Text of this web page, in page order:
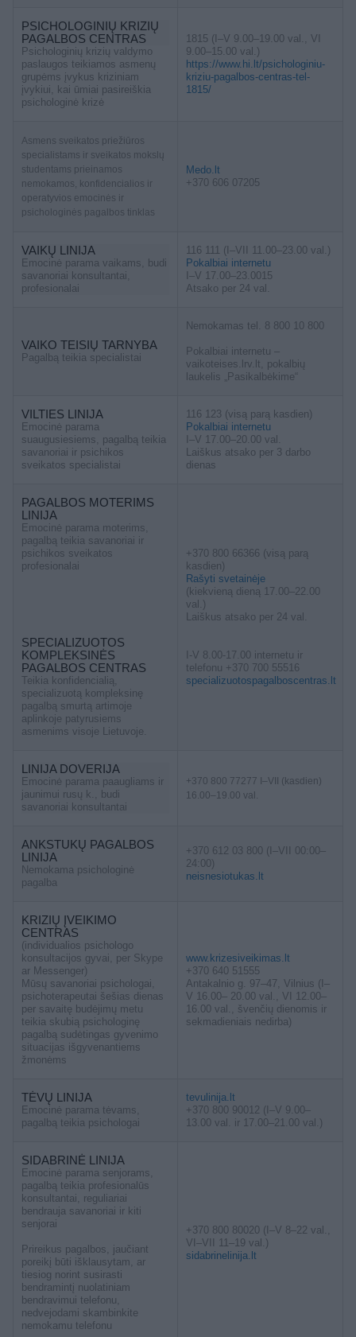
PSICHOLOGINIŲ KRIZIŲ
PAGALBOS CENTRAS
Psichologinių krizių valdymo
paslaugos teikiamos asmenų
grupėms įvykus kriziniam
įvykiui, kai ūmiai pasireiškia
psichologinė krizė
1815 (I–V 9.00–19.00 val., VI
9.00–15.00 val.)
https://www.hi.lt/psichologiniu-
kriziu-pagalbos-centras-tel-
1815/
Asmens sveikatos priežiūros
specialistams ir sveikatos mokslų
studentams prieinamos
nemokamos, konfidencialios ir
operatyvios emocinės ir
psichologinės pagalbos tinklas
Medo.lt
+370 606 07205
VAIKŲ LINIJA
Emocinė parama vaikams, budi
savanoriai konsultantai,
profesionalai
116 111 (I–VII 11.00–23.00 val.)
Pokalbiai internetu
I–V 17.00–23.0015
Atsako per 24 val.
VAIKO TEISIŲ TARNYBA
Pagalbą teikia specialistai
Nemokamas tel. 8 800 10 800
Pokalbiai internetu –
vaikoteises.lrv.lt, pokalbių
laukelis „Pasikalbėkime“
VILTIES LINIJA
Emocinė parama
suaugusiesiems, pagalbą teikia
savanoriai ir psichikos
sveikatos specialistai
116 123 (visą parą kasdien)
Pokalbiai internetu
I–V 17.00–20.00 val.
Laiškus atsako per 3 darbo
dienas
PAGALBOS MOTERIMS
LINIJA
Emocinė parama moterims,
pagalbą teikia savanoriai ir
psichikos sveikatos
profesionalai
SPECIALIZUOTOS
KOMPLEKSINĖS
PAGALBOS CENTRAS
Teikia konfidencialią,
specializuotą kompleksinę
pagalbą smurtą artimoje
aplinkoje patyrusiems
asmenims visoje Lietuvoje.
+370 800 66366 (visą parą
kasdien)
Rašyti svetainėje
(kiekvieną dieną 17.00–22.00
val.)
Laiškus atsako per 24 val.
I-V 8.00-17.00 internetu ir
telefonu +370 700 55516
specializuotospagalboscentras.lt
LINIJA DOVERIJA
Emocinė parama paaugliams ir
jaunimui rusų k., budi
savanoriai konsultantai
+370 800 77277 I–VII (kasdien)
16.00–19.00 val.
ANKSTUKŲ PAGALBOS
LINIJA
Nemokama psichologinė
pagalba
+370 612 03 800 (I–VII 00:00–
24:00)
neisnesiotukas.lt
KRIZIŲ ĮVEIKIMO
CENTRAS
(individualios psichologo
konsultacijos gyvai, per Skype
ar Messenger)
Mūsų savanoriai psichologai,
psichoterapeutai šešias dienas
per savaitę budėjimų metu
teikia skubią psichologinę
pagalbą sudėtingas gyvenimo
situacijas išgyvenantiems
žmonėms
www.krizesiveikimas.lt
+370 640 51555
Antakalnio g. 97–47, Vilnius (I–
V 16.00– 20.00 val., VI 12.00–
16.00 val., švenčių dienomis ir
sekmadieniais nedirba)
TĖVŲ LINIJA
Emocinė parama tėvams,
pagalbą teikia psichologai
tevulinija.lt
+370 800 90012 (I–V 9.00–
13.00 val. ir 17.00–21.00 val.)
SIDABRINĖ LINIJA
Emocinė parama senjorams,
pagalbą teikia profesionalūs
konsultantai, reguliariai
bendrauja savanoriai ir kiti
senjorai
Prireikus pagalbos, jaučiant
poreikį būti išklausytam, ar
tiesiog norint susirasti
bendramintį nuolatiniam
bendravimui telefonu,
nedvejodami skambinkite
nemokamu telefonu
+370 800 80020 (I–V 8–22 val.,
VI–VII 11–19 val.)
sidabrinelinija.lt